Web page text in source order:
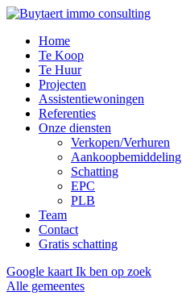
Home
Te Koop
Te Huur
Projecten
Assistentiewoningen
Referenties
Onze diensten
Verkopen/Verhuren
Aankoopbemiddeling
Schatting
EPC
PLB
Team
Contact
Gratis schatting
Google kaart Ik ben op zoek
Alle gemeentes